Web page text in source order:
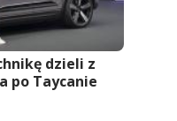
dzieli z
po Taycanie